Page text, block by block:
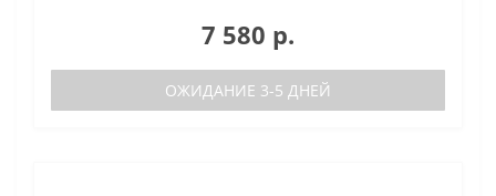
7 580 р.
ОЖИДАНИЕ 3-5 ДНЕЙ